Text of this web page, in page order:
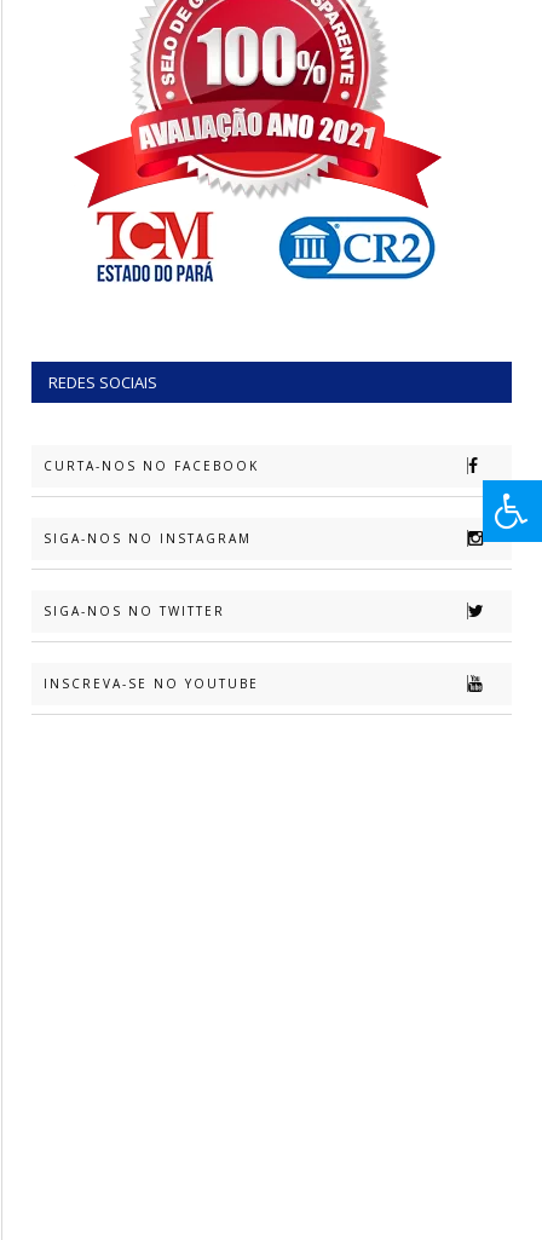
REDES SOCIAIS
CURTA-NOS NO FACEBOOK
SIGA-NOS NO INSTAGRAM
SIGA-NOS NO TWITTER
INSCREVA-SE NO YOUTUBE